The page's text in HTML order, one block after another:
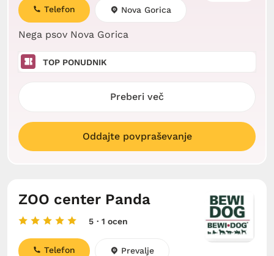
Nega psov Nova Gorica
Telefon Nova Gorica
TOP PONUDNIK
Preberi več
Oddajte povpraševanje
ZOO center Panda
5 · 1 ocen
Telefon Prevalje